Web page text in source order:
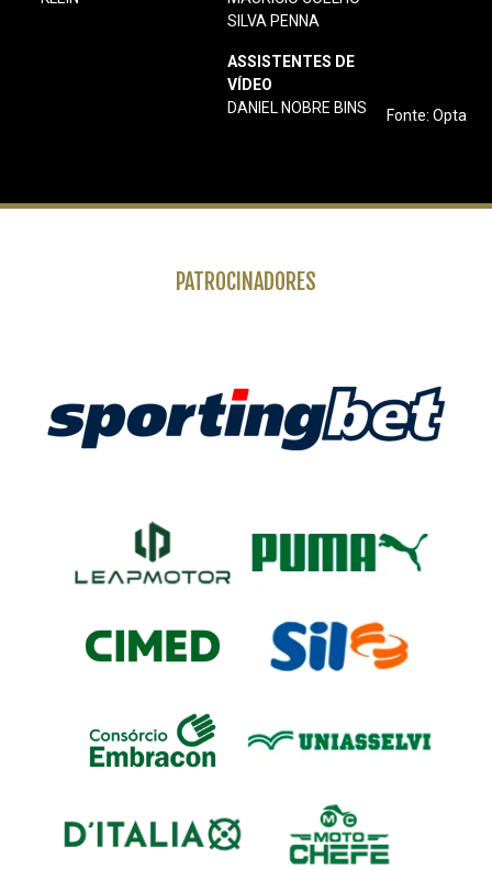
SILVA PENNA
ASSISTENTES DE
VÍDEO
DANIEL NOBRE BINS
Fonte: Opta
PATROCINADORES